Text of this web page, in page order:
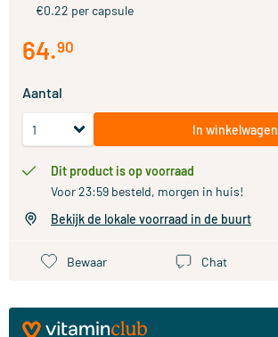
€0.22 per capsule
64.90
Aantal
In winkelwagen
Dit product is op voorraad
Voor 23:59 besteld, morgen in huis!
Bekijk de lokale voorraad in de buurt
Bewaar Chat